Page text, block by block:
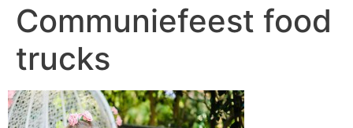
Communiefeest food
trucks